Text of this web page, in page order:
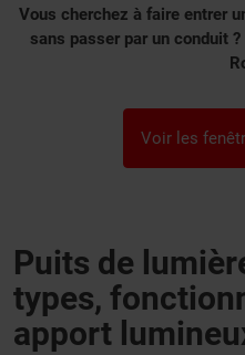
Vous cherchez à faire entrer
sans passer par un conduit
Voir les
Puits de
types,
apport